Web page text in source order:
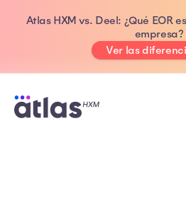
Atlas HXM vs. Deel: ¿Qué EOR
empresa?
Ver las